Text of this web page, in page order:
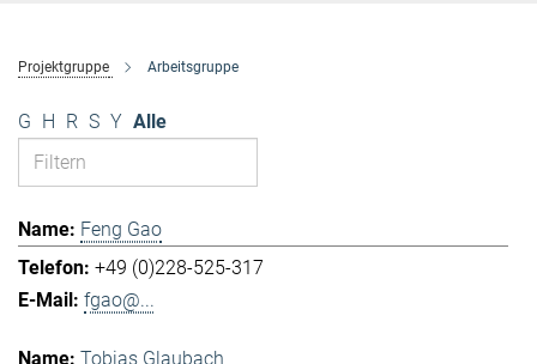
Projektgruppe Arbeitsgruppe
G H R S Y Alle
Feng Gao
+49 (0)228-525-317
fgao@...
Tobias Glaubach